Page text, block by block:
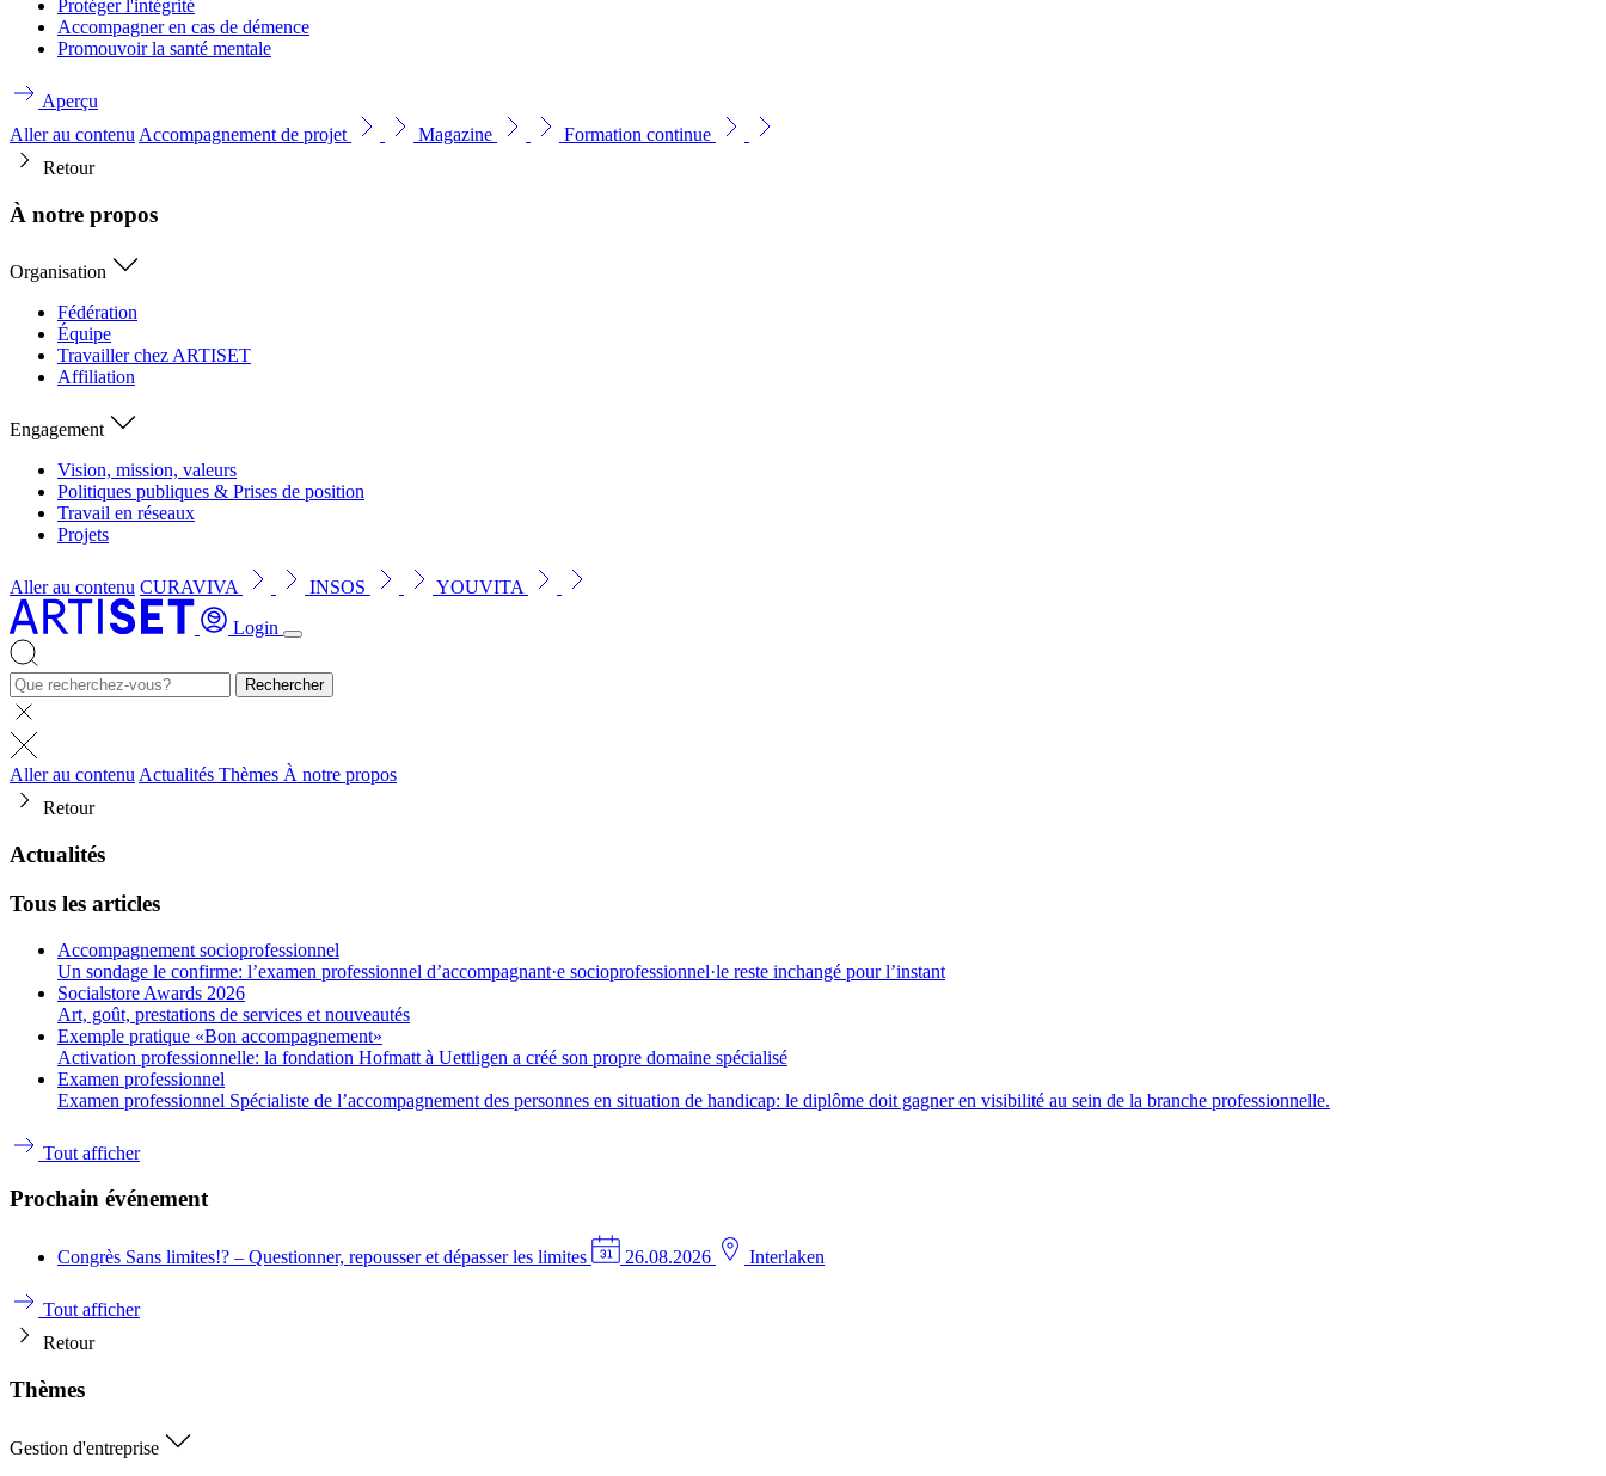
Protéger l'intégrité
Accompagner en cas de démence
Promouvoir la santé mentale
Aperçu
Aller au contenu Accompagnement de projet Magazine
Formation continue
Retour
À notre propos
Organisation
Fédération
Équipe
Travailler chez ARTISET
Affiliation
Engagement
Vision, mission, valeurs
Politiques publiques & Prises de position
Travail en réseaux
Projets
Aller au contenu CURAVIVA INSOS
YOUVITA
Login
Rechercher
Aller au contenuActualités Thèmes À notre propos
Retour
Actualités
Tous les articles
Accompagnement socioprofessionnel
Un sondage le confirme: l’examen professionnel d’accompagnant·e socioprofessionnel·le reste inchangé pour l’instant
Socialstore Awards 2026
Art, goût, prestations de services et nouveautés
Exemple pratique «Bon accompagnement»
Activation professionnelle: la fondation Hofmatt à Uettligen a créé son propre domaine spécialisé
Examen professionnel
Examen professionnel Spécialiste de l’accompagnement des personnes en situation de handicap: le diplôme doit gagner en visibilité au sein de la branche professionnelle.
Tout afficher
Prochain événement
Congrès Sans limites!? – Questionner, repousser et dépasser les limites 26.08.2026 Interlaken
Tout afficher
Retour
Thèmes
Gestion d'entreprise